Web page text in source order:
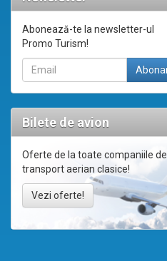
Abonează-te la newsletter-ul
Promo Turism!
Bilete de avion
Oferte de la toate companiile de
transport aerian clasice!
Vezi oferte!